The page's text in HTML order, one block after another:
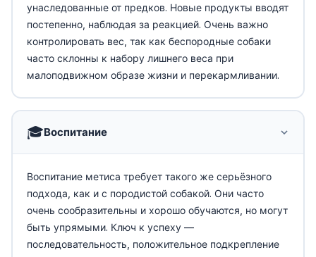
унаследованные от предков. Новые продукты вводят
постепенно, наблюдая за реакцией. Очень важно
контролировать вес, так как беспородные собаки
часто склонны к набору лишнего веса при
малоподвижном образе жизни и перекармливании.
🎓Воспитание
Воспитание метиса требует такого же серьёзного
подхода, как и с породистой собакой. Они часто
очень сообразительны и хорошо обучаются, но могут
быть упрямыми. Ключ к успеху —
последовательность, положительное подкрепление